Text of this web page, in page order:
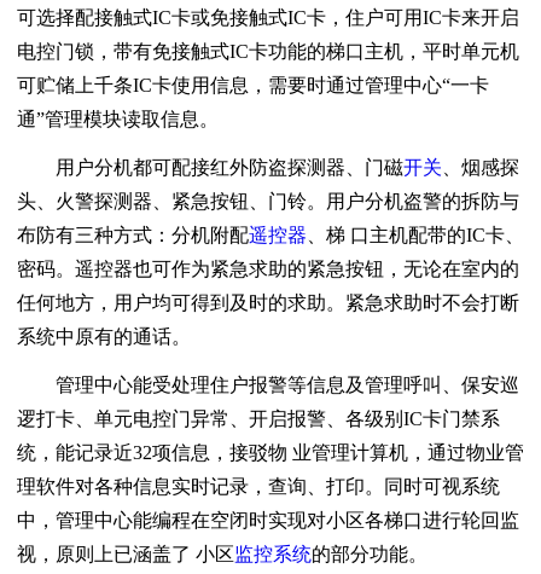
可选择配接触式IC卡或免接触式IC卡，住户可用IC卡来开启
电控门锁，带有免接触式IC卡功能的梯口主机，平时单元机
可贮储上千条IC卡使用信息，需要时通过管理中心“一卡
通”管理模块读取信息。
用户分机都可配接红外防盗探测器、门磁开关 、烟感探
头、火警探测器、紧急按钮、门铃。用户分机盗警的拆防与
布防有三种方式：分机附配遥控器 、梯 口主机配带的IC卡、
密码。遥控器也可作为紧急求助的紧急按钮，无论在室内的
任何地方，用户均可得到及时的求助。紧急求助时不会打断
系统中原有的通话。
管理中心能受处理住户报警等信息及管理呼叫、保安巡
逻打卡、单元电控门异常、开启报警、各级别IC卡门禁系
统，能记录近32项信息，接驳物 业管理计算机，通过物业管
理软件对各种信息实时记录，查询、打印。同时可视系统
中，管理中心能编程在空闭时实现对小区各梯口进行轮回监
视，原则上已涵盖了 小区监控系统的部分功能。